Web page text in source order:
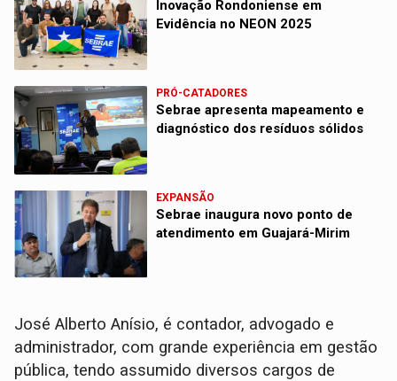
Inovação Rondoniense em
Evidência no NEON 2025
PRÓ-CATADORES
Sebrae apresenta mapeamento e
diagnóstico dos resíduos sólidos
EXPANSÃO
Sebrae inaugura novo ponto de
atendimento em Guajará-Mirim
José Alberto Anísio, é contador, advogado e
administrador, com grande experiência em gestão
pública, tendo assumido diversos cargos de